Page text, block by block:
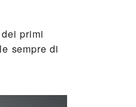
primi
sempre di